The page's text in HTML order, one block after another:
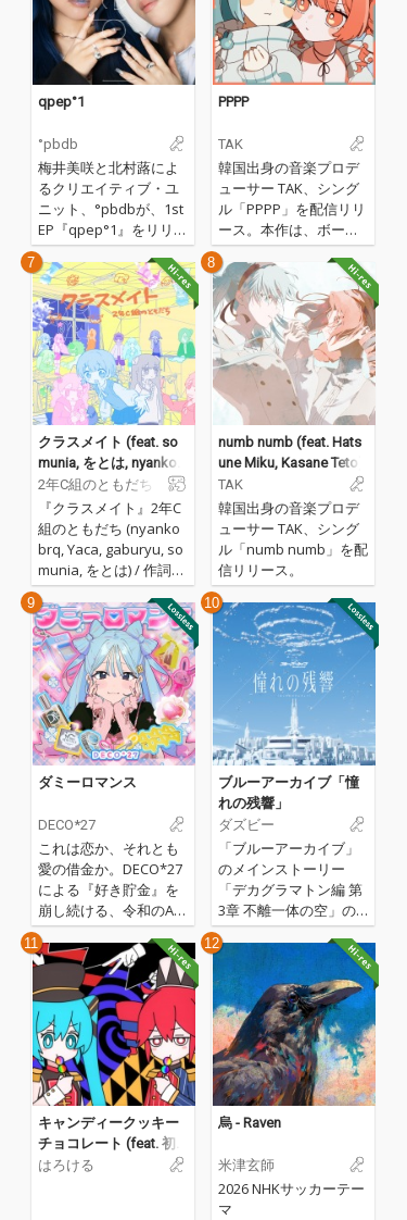
qpep°1
°pbdb
梅井美咲と北村蕗によ
るクリエイティブ・ユ
ニット、°pbdbが、1st
EP『qpep°1』をリリー
ス
PPPP
TAK
韓国出身の音楽プロデ
ューサー TAK、シング
ル「PPPP」を配信リリ
ース。本作は、ボーカ
ロイド 初音ミクと重音
テトがタッグを組ん
だ、今までにない“かわ
いいバトルソング”。
「PPPP」では、自己愛
と“かわいさ”を限界ま
で突き詰め、仲間であ
りながらライバルでも
あるミクとテトが、そ
れぞれの個性をステー
ジでぶつけ合う姿が描
かれる。韓国語ラップ
「예뻐예뻐 언니（キレ
イキレイお姉さん）」
や、“ピョンピョンピョ
ンピョン”と放たれるオ
ーラビームなど、一度
聴いたら忘れられない
キラーフレーズが満載
だ。単なる対決を超
え、「もっと堂々と、
もっと図々しく自分を
愛そう」というポジテ
ィブなメッセージへと
昇華されていく。 サウ
ンドは、TAKらしい繊
細かつ洗練されたビー
トに、ミクのキュート
な歌声とテトの力強さ
が重なり合い、明るく
中毒性抜群のエネルギ
ーに仕上がっている。K
-POP出身のプロデュー
サーならではのジャン
ルレスな発想が、唯一
無二のサウンドを生み
出しているのも大きな
魅力だ。
7
クラスメイト (feat. so
munia, をとは, nyankob
rq, YACA IN DA HOUSE
& gaburyu)
2年C組のともだち
『クラスメイト』2年C
組のともだち (nyanko
brq, Yaca, gaburyu, so
munia, をとは) / 作詞作
曲: 全員 / メインアレン
ジ: nyankobrq, gabury
u / 共同アレンジ＆アー
トワーク: をとは / キャ
ラクターイラスト: 全員
/ プロダクションプロデ
ューサー: Yaca (2026)
8
numb numb (feat. Hats
une Miku, Kasane Teto)
TAK
韓国出身の音楽プロデ
ューサー TAK、シング
ル「numb numb」を配
信リリース。
9
ダミーロマンス
DECO*27
これは恋か、それとも
愛の借金か。DECO*27
による『好き貯金』を
崩し続ける、令和のAT
M女子讃歌「ダミーロ
マンス」登場！
10
ブルーアーカイブ「憧
れの残響」
ダズビー
「ブルーアーカイブ」
のメインストーリー
「デカグラマトン編 第
3章 不離一体の空」のE
Dで流れた「憧れの残
響」を収録！
11
キャンディークッキー
チョコレート (feat. 初
音ミク & 重音テト)
はろける
12
烏 - Raven
米津玄師
2026 NHKサッカーテー
マ